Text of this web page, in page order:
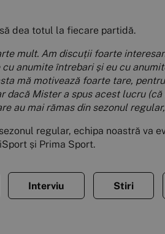
dea totul la fiecare partidă.
mult. Am discuții foarte
anumite întrebari și eu cu
mă motivează foarte tare,
dacă Mister a spus acest lucru
au mai rămas din sezonul
regular, echipa noastră va
și Prima Sport.
Interviu Stiri